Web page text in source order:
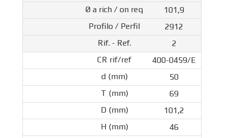
101,9
2912
2
400-0459/E
50
69
101,2
46